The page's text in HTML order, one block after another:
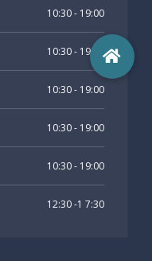
10:30 - 19:00
10:30 - 19:00
10:30 - 19:00
10:30 - 19:00
10:30 - 19:00
12:30 -1 7:30